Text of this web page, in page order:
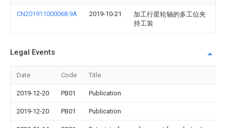
CN201911000068.9A 2019-10-21
加工行星轮轴的多工位夹
持工装
Legal Events
Date Code Title
2019-12-20 PB01 Publication
2019-12-20 PB01 Publication